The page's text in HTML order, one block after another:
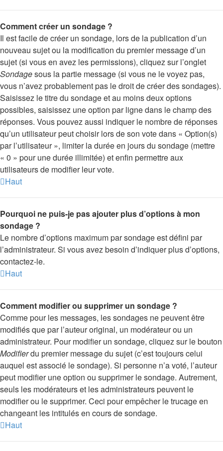
Comment créer un sondage ?
Il est facile de créer un sondage, lors de la publication d’un
nouveau sujet ou la modification du premier message d’un
sujet (si vous en avez les permissions), cliquez sur l’onglet
Sondagesous la partie message (si vous ne le voyez pas,
vous n’avez probablement pas le droit de créer des sondages).
Saisissez le titre du sondage et au moins deux options
possibles, saisissez une option par ligne dans le champ des
réponses. Vous pouvez aussi indiquer le nombre de réponses
qu’un utilisateur peut choisir lors de son vote dans « Option(s)
par l’utilisateur », limiter la durée en jours du sondage (mettre
« 0 » pour une durée illimitée) et enfin permettre aux
utilisateurs de modifier leur vote.
Haut
Pourquoi ne puis-je pas ajouter plus d’options à mon
sondage ?
Le nombre d’options maximum par sondage est défini par
l’administrateur. Si vous avez besoin d’indiquer plus d’options,
contactez-le.
Haut
Comment modifier ou supprimer un sondage ?
Comme pour les messages, les sondages ne peuvent être
modifiés que par l’auteur original, un modérateur ou un
administrateur. Pour modifier un sondage, cliquez sur le bouton
Modifierdu premier message du sujet (c’est toujours celui
auquel est associé le sondage). Si personne n’a voté, l’auteur
peut modifier une option ou supprimer le sondage. Autrement,
seuls les modérateurs et les administrateurs peuvent le
modifier ou le supprimer. Ceci pour empêcher le trucage en
changeant les intitulés en cours de sondage.
Haut